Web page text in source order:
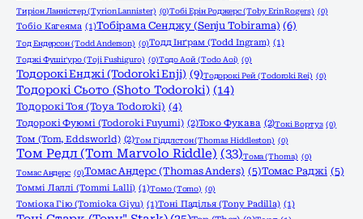
Тиріон Ланністер (Tyrion Lannister) (0)Тобі Ерін Роджерс (Toby Erin Rogers) (0)
Тобіо Кагеяма (1)Тобірама Сенджу (Senju Tobirama) (6)
Тод Ендерсон (Todd Anderson) (0)Тодд Інґрам (Todd Ingram) (1)
Тоджі Фушіґуро (Toji Fushiguro) (0)Тодо Аой (Todo Aoi) (0)
Тодорокі Енджі (Todoroki Enji) (9)Тодорокі Рей (Todoroki Rei) (0)
Тодорокі Сьото (Shoto Todoroki) (14)
Тодорокі Тоя (Toya Todoroki) (4)
Тодорокі Фуюмі (Todoroki Fuyumi) (2)Токо Фукава (2)Токі Вортуз (0)
Том (Tom, Eddsworld) (2)Том Гіддлстон (Thomas Hiddleston) (0)
Том Редл (Tom Marvolo Riddle) (33)Тома (Thoma) (0)
Томас Андерс (0)Томас Андерс (Thomas Anders) (5)Томас Раджі (5)
Томмі Лаллі (Tommi Lalli) (1)Томо (Tomo) (0)
Томіока Гію (Tomioka Giyu) (1)Тоні Паділья (Tony Padilla) (1)